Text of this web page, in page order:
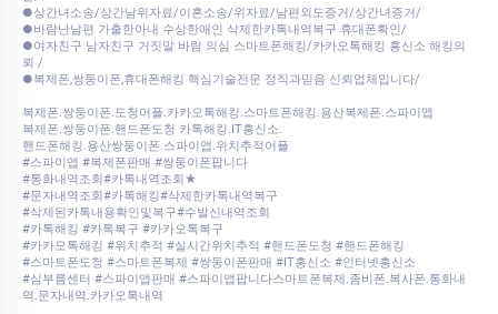
●상간녀소송/상간남위자료/이혼소송/위자료/남편외도증거/상간녀증거/
●바람난남편 가출한아내 수상한애인 삭제한카톡내역복구 휴대폰확인/
●여자친구 남자친구 거짓말 바람 의심 스마트폰해킹/카카오톡해킹 흥신소 해킹의
뢰 /
●복제폰,쌍둥이폰,휴대폰해킹 핵심기술전문 정직과믿음 신뢰업체입니다/
복제폰.쌍둥이폰.도청어플.카카오톡해킹.스마트폰해킹.용산복제폰.스파이앱
복제폰.쌍둥이폰.핸드폰도청 카톡해킹.IT흥신소.
핸드폰해킹.용산쌍둥이폰.스파이앱.위치추적어플
#스파이앱 #복제폰판매 #쌍둥이폰팝니다
#통화내역조회#카톡내역조회★
#문자내역조회#카톡해킹#삭제한카톡내역복구
#삭제된카톡내용확인및복구#수발신내역조회
#카톡해킹 #카톡복구 #카카오톡복구
#카카오톡해킹 #위치추적 #실시간위치추적 #핸드폰도청 #핸드폰해킹
#스마트폰도청 #스마트폰복제 #쌍둥이폰판매 #IT흥신소 #인터넷흥신소
#심부름센터 #스파이앱판매 #스파이앱팝니다스마트폰복제.좀비폰.복사폰.통화내
역.문자내역.카카오톡내역